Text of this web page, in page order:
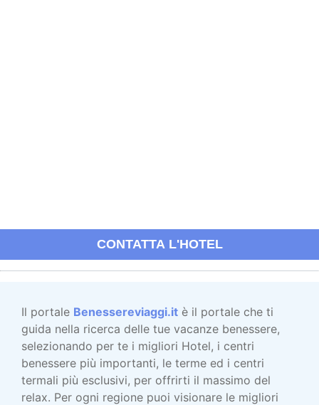
CONTATTA L'HOTEL
Il portale Benessereviaggi.it è il portale che ti
guida nella ricerca delle tue vacanze benessere,
selezionando per te i migliori Hotel, i centri
benessere più importanti, le terme ed i centri
termali più esclusivi, per offrirti il massimo del
relax. Per ogni regione puoi visionare le migliori